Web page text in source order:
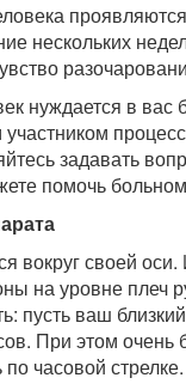
нескольких
нуждается в
задавать
помочь
вокруг своей
на уровне плеч
пусть ваш
При этом
часовой стрелке.